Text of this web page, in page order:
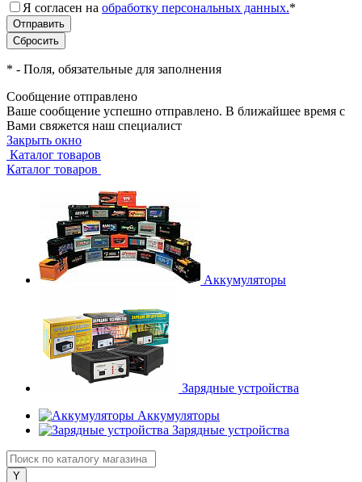
Я согласен на обработку персональных данных.*
* - Поля, обязательные для заполнения
Сообщение отправлено
Ваше сообщение успешно отправлено. В ближайшее время с
Вами свяжется наш специалист
Закрыть окно
Каталог товаров
Каталог товаров
Аккумуляторы
Зарядные устройства
Аккумуляторы
Зарядные устройства